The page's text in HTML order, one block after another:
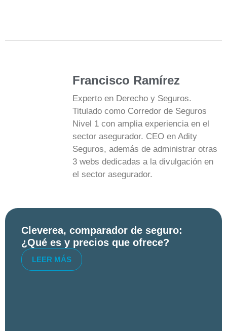
Francisco Ramírez
Experto en Derecho y Seguros.
Titulado como Corredor de Seguros
Nivel 1 con amplia experiencia en el
sector asegurador. CEO en Adity
Seguros, además de administrar otras
3 webs dedicadas a la divulgación en
el sector asegurador.
Cleverea, comparador de seguro:
¿Qué es y precios que ofrece?
LEER MÁS